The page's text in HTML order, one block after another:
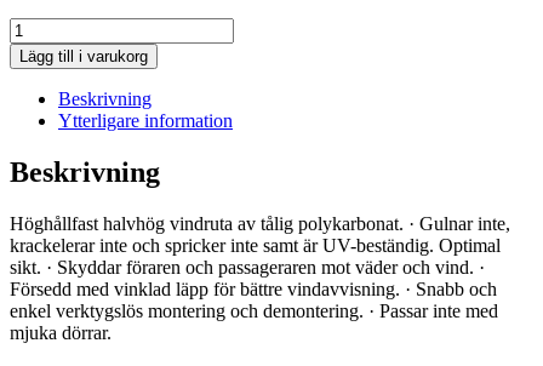
FLIP
PLASTIC
WINDSHIELD
HARDCOATED
ASSY
mängd
Lägg till i varukorg
Beskrivning
Ytterligare information
Beskrivning
Höghållfast halvhög vindruta av tålig polykarbonat. · Gulnar inte,
krackelerar inte och spricker inte samt är UV-beständig. Optimal
sikt. · Skyddar föraren och passageraren mot väder och vind. ·
Försedd med vinklad läpp för bättre vindavvisning. · Snabb och
enkel verktygslös montering och demontering. · Passar inte med
mjuka dörrar.